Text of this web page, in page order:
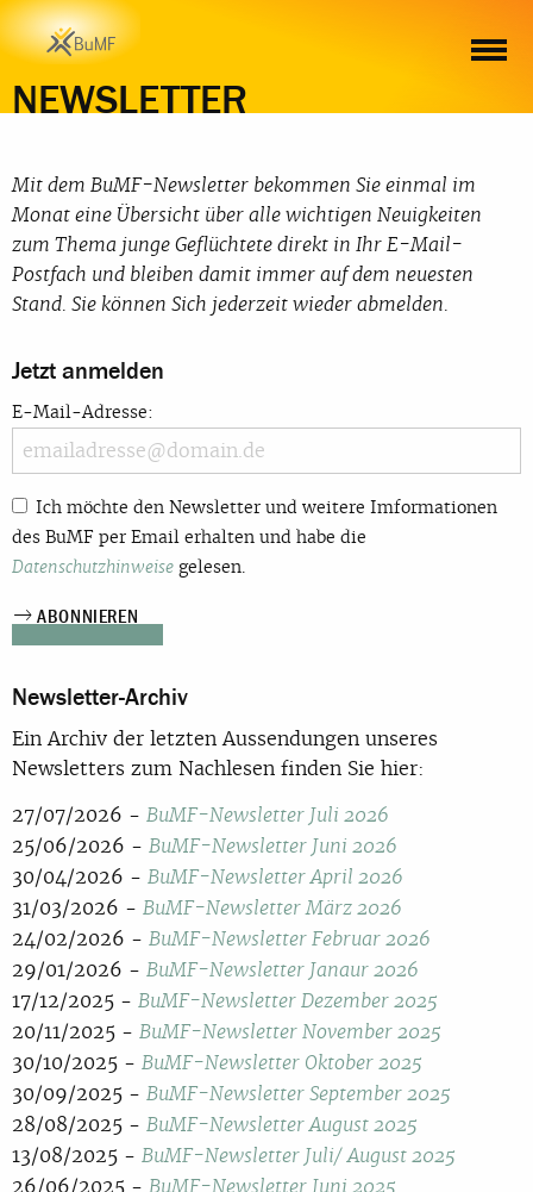
NEWSLETTER
Mit dem BuMF-Newsletter bekommen Sie einmal im
Monat eine Übersicht über alle wichtigen Neuigkeiten
zum Thema junge Geflüchtete direkt in Ihr E-Mail-
Postfach und bleiben damit immer auf dem neuesten
Stand. Sie können Sich jederzeit wieder abmelden.
Jetzt anmelden
E-Mail-Adresse:
Ich möchte den Newsletter und weitere Imformationen
des BuMF per Email erhalten und habe die
Datenschutzhinweise gelesen.
Newsletter-Archiv
Ein Archiv der letzten Aussendungen unseres
Newsletters zum Nachlesen finden Sie hier:
27/07/2026 - BuMF-Newsletter Juli 2026
25/06/2026 - BuMF-Newsletter Juni 2026
30/04/2026 - BuMF-Newsletter April 2026
31/03/2026 - BuMF-Newsletter März 2026
24/02/2026 - BuMF-Newsletter Februar 2026
29/01/2026 - BuMF-Newsletter Janaur 2026
17/12/2025 - BuMF-Newsletter Dezember 2025
20/11/2025 - BuMF-Newsletter November 2025
30/10/2025 - BuMF-Newsletter Oktober 2025
30/09/2025 - BuMF-Newsletter September 2025
28/08/2025 - BuMF-Newsletter August 2025
13/08/2025 - BuMF-Newsletter Juli/ August 2025
26/06/2025 - BuMF-Newsletter Juni 2025